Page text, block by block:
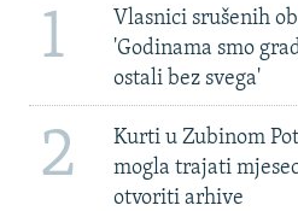
1
Vlasnici srušenih
'Godinama smo
ostali bez svega'
2
Kurti u Zubinom
mogla trajati
otvoriti arhive